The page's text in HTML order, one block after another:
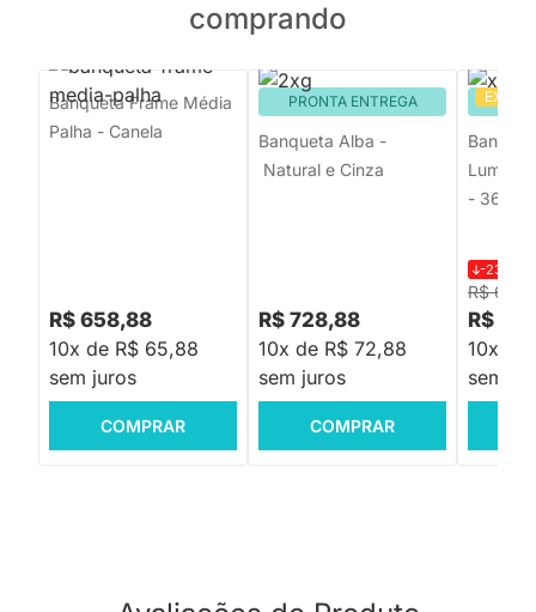
comprando
Banqueta Frame Média
Palha - Canela
R$ 658,88
10x de R$ 65,88
sem juros
COMPRAR
PRONTA ENTREGA
Banqueta Alba -
Natural e Cinza
R$ 728,88
10x de R$ 72,88
sem juros
COMPRAR
Banco
Lume
-
R$
-23%
R$
10x de
sem